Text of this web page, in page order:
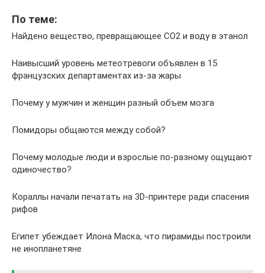
По теме:
Найдено вещество, превращающее CO2 и воду в этанол
Наивысший уровень метеотревоги объявлен в 15
французских департаментах из-за жары
Почему у мужчин и женщин разный объем мозга
Помидоры общаются между собой?
Почему молодые люди и взрослые по-разному ощущают
одиночество?
Кораллы начали печатать на 3D-принтере ради спасения
рифов
Египет убеждает Илона Маска, что пирамиды построили
не инопланетяне